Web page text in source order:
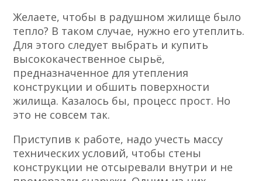
Желаете, чтобы в радушном жилище было
тепло? В таком случае, нужно его утеплить.
Для этого следует выбрать и купить
высококачественное сырьё,
предназначенное для утепления
конструкции и обшить поверхности
жилища. Казалось бы, процесс прост. Но
это не совсем так.
Приступив к работе, надо учесть массу
технических условий, чтобы стены
конструкции не отсыревали внутри и не